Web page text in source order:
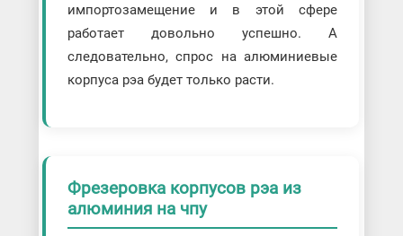
импортозамещение и в этой сфере
работает довольно успешно. А
следовательно, спрос на алюминиевые
корпуса рэа будет только расти.
Фрезеровка корпусов рэа из
алюминия на чпу